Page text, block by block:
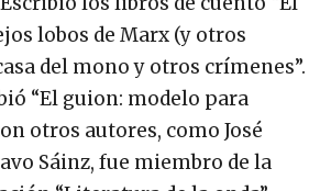
Escribió los libros de cuento “El
lobos de Marx (y otros
del mono y otros crímenes”.
“El guion: modelo para
otros autores, como José
Sáinz, fue miembro de la